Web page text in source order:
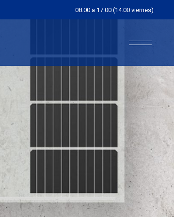
08:00 a 17:00 (14:00 viernes)